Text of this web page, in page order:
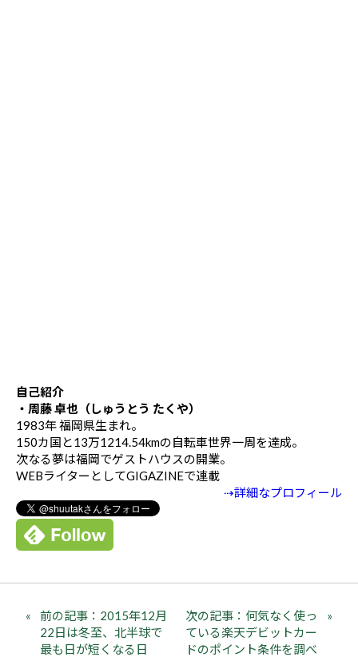
自己紹介
・周藤 卓也（しゅうとう たくや）
1983年 福岡県生まれ。
150カ国と13万1214.54kmの自転車世界一周を達成。
次なる夢は福岡でゲストハウスの開業。
WEBライターとしてGIGAZINEで連載
⇢詳細なプロフィール
前の記事：2015年12月
22日は冬至、北半球で
最も日が短くなる日
次の記事：何気なく使っ
ている楽天デビットカー
ドのポイント条件を調べ